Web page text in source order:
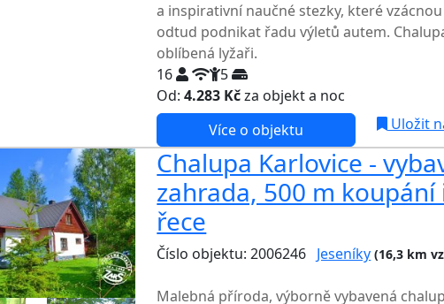
a inspirativní naučné stezky, které
odtud podnikat řadu výletů autem.
oblíbená lyžaři.
16
5
Od:4.283 Kčza objekt a noc
Více o objektu
Uložit
Chalupa Karlovice -
zahrada, 500 m
řece
Číslo objektu: 2006246 Jeseníky (16,3 km
Malebná příroda, výborně vybavená